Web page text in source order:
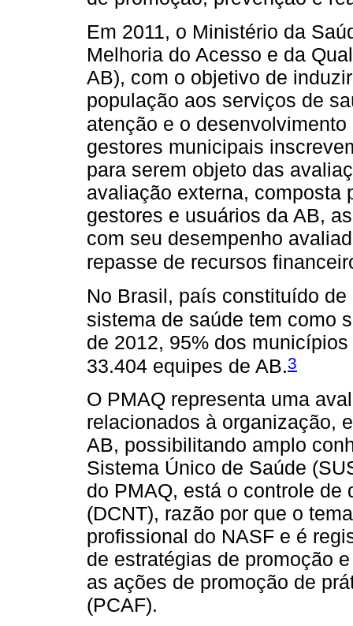
Em 2011, o Ministério da
Melhoria do Acesso e da
AB), com o objetivo de
população aos serviços de
atenção e o
gestores municipais
para serem objeto das
avaliação externa, composta
gestores e usuários da AB,
com seu desempenho
repasse de recursos
No Brasil, país constituído
sistema de saúde tem como
de 2012, 95% dos
33.404 equipes de AB.3
O PMAQ representa uma
relacionados à organização,
AB, possibilitando amplo
Sistema Único de Saúde
do PMAQ, está o controle
(DCNT), razão por que o
profissional do NASF e é
de estratégias de promoção
as ações de promoção de
(PCAF).